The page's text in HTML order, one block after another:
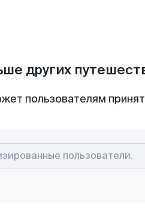
других
пользователям